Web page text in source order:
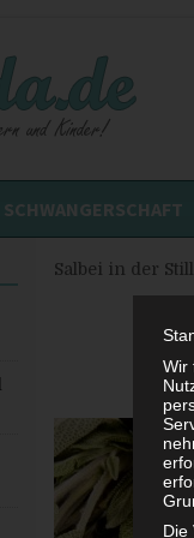
SCHWANGERSCHAFT
Salbei in der
Wir
Die